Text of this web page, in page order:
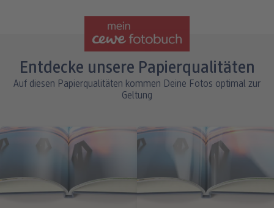
Entdecke unsere Papierqualitäten
Auf diesen Papierqualitäten kommen Deine Fotos optimal zur
Geltung